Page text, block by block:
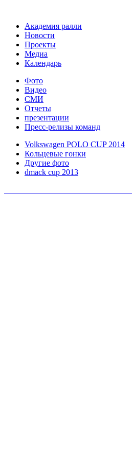
Академия ралли
Новости
Проекты
Медиа
Календарь
Фото
Видео
СМИ
Отчеты
презентации
Пресс-релизы команд
Volkswagen POLO CUP 2014
Кольцевые гонки
Другие фото
dmack cup 2013